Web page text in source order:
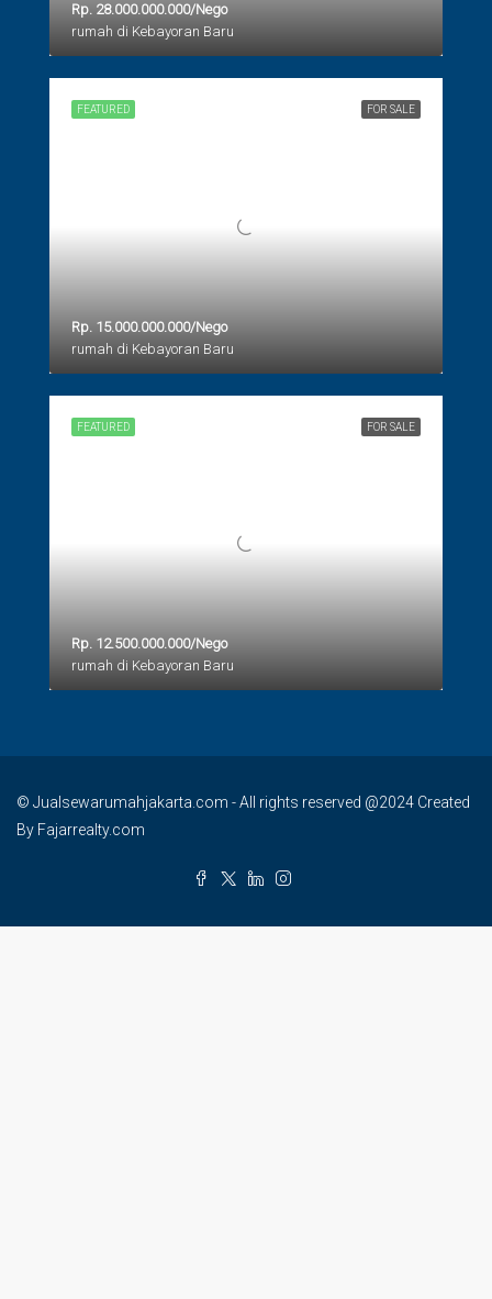
Rp. 28.000.000.000/Nego
rumah di Kebayoran Baru
FOR SALE
FEATURED
Rp. 15.000.000.000/Nego
rumah di Kebayoran Baru
FOR SALE
FEATURED
Rp. 12.500.000.000/Nego
rumah di Kebayoran Baru
© Jualsewarumahjakarta.com - All rights reserved @2024 Created
By Fajarrealty.com